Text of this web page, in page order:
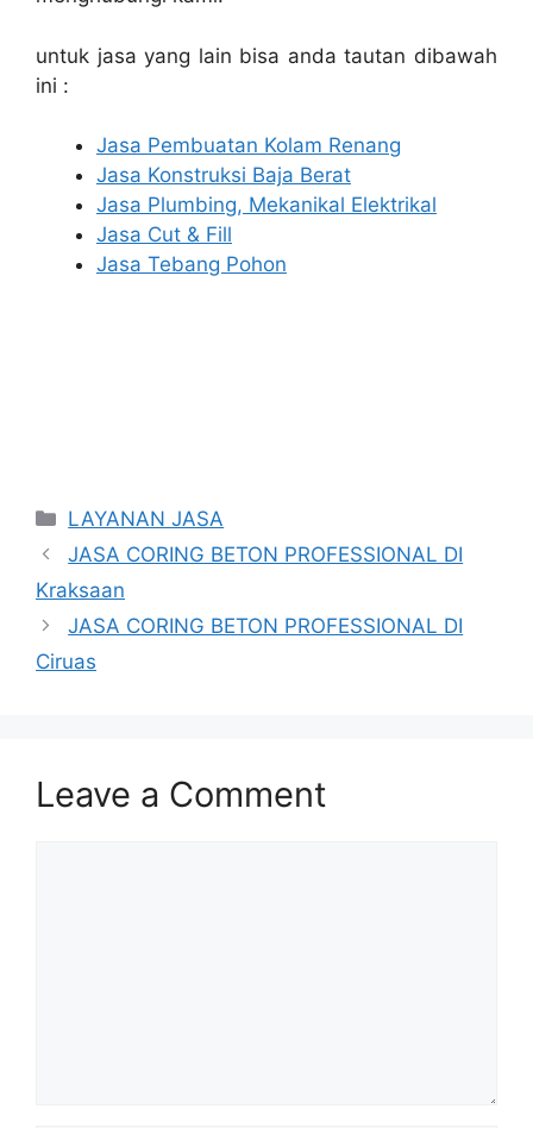
untuk jasa yang lain bisa anda tautan dibawah
ini :
Jasa Pembuatan Kolam Renang
Jasa Konstruksi Baja Berat
Jasa Plumbing, Mekanikal Elektrikal
Jasa Cut & Fill
Jasa Tebang Pohon
Categories
LAYANAN JASA
JASA CORING BETON PROFESSIONAL DI
Kraksaan
JASA CORING BETON PROFESSIONAL DI
Ciruas
Leave a Comment